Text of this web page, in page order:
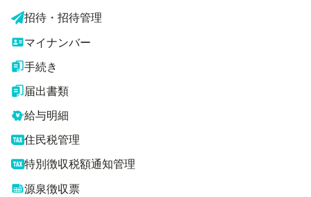
招待・招待管理
マイナンバー
手続き
届出書類
給与明細
住民税管理
特別徴収税額通知管理
源泉徴収票